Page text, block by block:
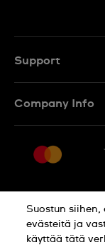
Support
Palautukset
Myyntiehdot
Withdraw
Company Info
Jobs
Suostun
evästeitä ja
käyttää tätä